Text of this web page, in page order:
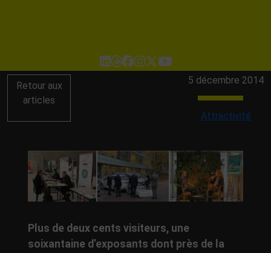
Retour aux
articles
5 décembre 2014
Attractivité
Plus de deux cents visiteurs, une
soixantaine d’exposants dont près de la